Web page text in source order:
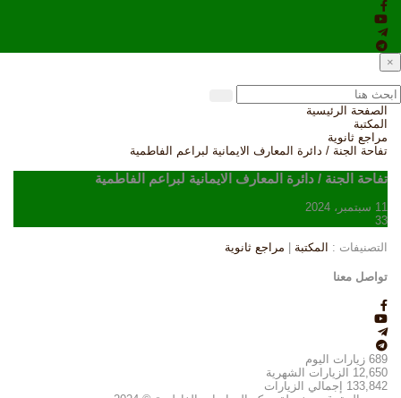
×
الصفحة الرئيسية
المكتبة
مراجع ثانوية
تفاحة الجنة / دائرة المعارف الايمانية لبراعم الفاطمية
تفاحة الجنة / دائرة المعارف الايمانية لبراعم الفاطمية
11 سبتمبر، 2024
33
التصنيفات : المكتبة مراجع ثانوية
تواصل معنا
689 زيارات اليوم
12,650
الزيارات الشهرية
133,842
إجمالي الزيارات